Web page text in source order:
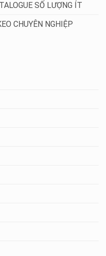
SỐ LƯỢNG ÍT
CHUYÊN NGHIỆP